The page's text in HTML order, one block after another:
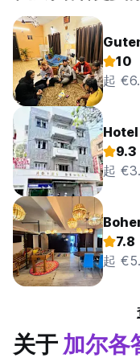
10
起
9.3
起
7.8
起
关于加尔各